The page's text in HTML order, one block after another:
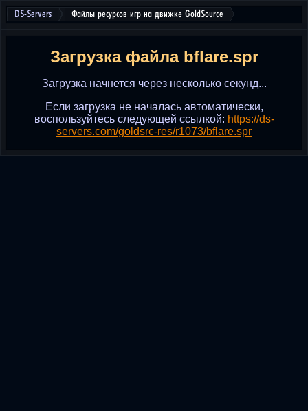
DS-Servers Файлы ресурсов игр на движке GoldSource
Загрузка файла bflare.spr
Загрузка начнется через несколько секунд...
Если загрузка не началась автоматически,
воспользуйтесь следующей ссылкой: https://ds-
servers.com/goldsrc-res/r1073/bflare.spr